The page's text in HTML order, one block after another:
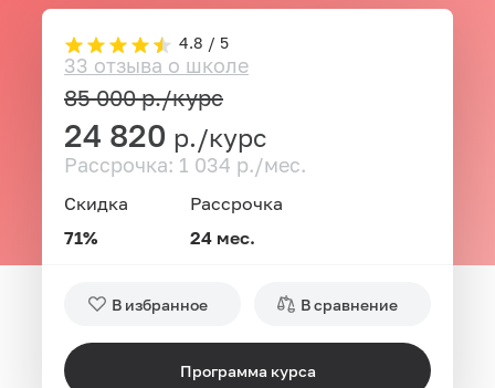
4.8 / 5
33 отзыва о школе
85 000р./курс
24 820 р./курс
Рассрочка: 1 034 р./мес.
Скидка
71%
Рассрочка
24 мес.
В избранное В сравнение
Программа курса